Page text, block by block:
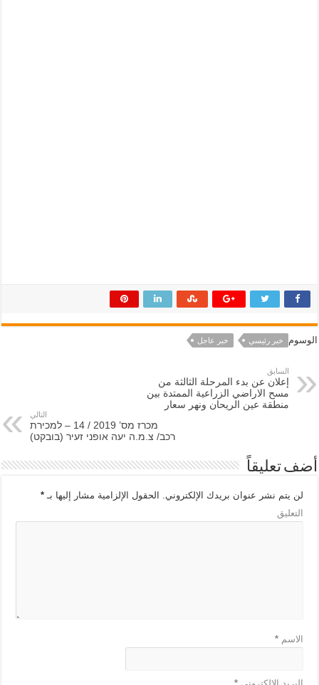
الوسوم خبر رئيسي خبر عاجل
السابق
إعلان عن بدء المرحلة الثالثة من
مسح الاراضي الزراعية الممتدة بين
منطقة عين الريحان ونهر سعار
التالي
מכרז מס’ 2019 / 14 – למכירת
רכב/ צ.מ.ה יעה אופני זעיר (בובקט)
أضف تعليقاً
لن يتم نشر عنوان بريدك الإلكتروني. الحقول الإلزامية مشار إليها بـ*
التعليق
الاسم*